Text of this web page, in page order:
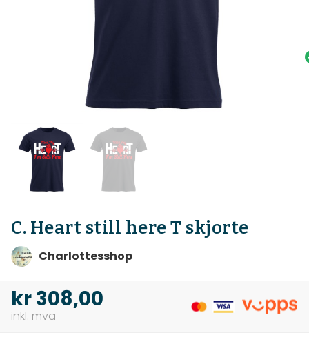
C. Heart still here T skjorte
Charlottesshop
kr308,00